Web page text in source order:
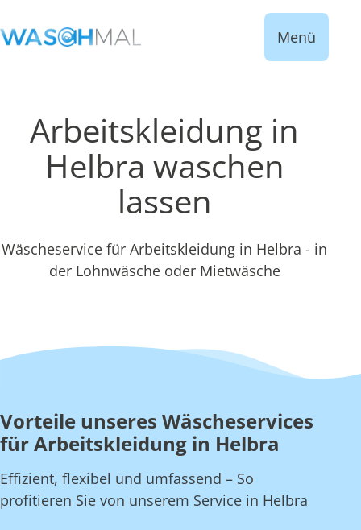
Menü
Arbeitskleidung in
Helbra waschen
lassen
Wäscheservice für Arbeitskleidung in Helbra - in
der Lohnwäsche oder Mietwäsche
Vorteile unseres Wäscheservices
für Arbeitskleidung in Helbra
Effizient, flexibel und umfassend – So
profitieren Sie von unserem Service in Helbra